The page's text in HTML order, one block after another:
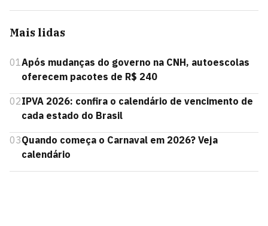
Mais lidas
01Após mudanças do governo na CNH, autoescolas
oferecem pacotes de R$ 240
02IPVA 2026: confira o calendário de vencimento de
cada estado do Brasil
03Quando começa o Carnaval em 2026? Veja
calendário